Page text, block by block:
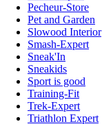
Pecheur-Store
Pet and Garden
Slowood Interior
Smash-Expert
Sneak'In
Sneakids
Sport is good
Training-Fit
Trek-Expert
Triathlon Expert